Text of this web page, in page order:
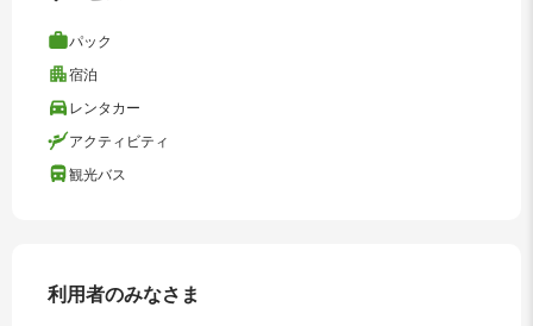
パック
宿泊
レンタカー
アクティビティ
観光バス
利用者のみなさま